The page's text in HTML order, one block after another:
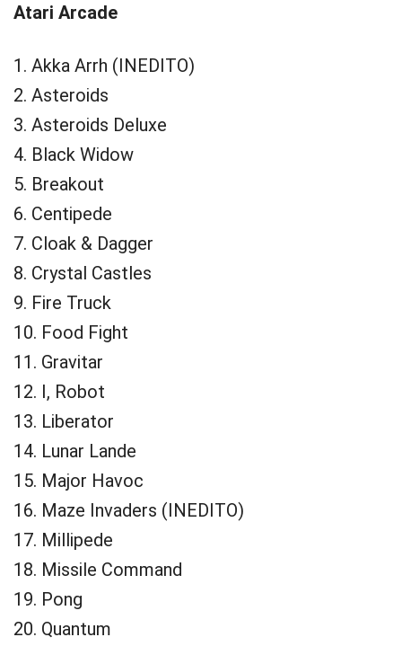
Atari Arcade
1. Akka Arrh (INEDITO)
2. Asteroids
3. Asteroids Deluxe
4. Black Widow
5. Breakout
6. Centipede
7. Cloak & Dagger
8. Crystal Castles
9. Fire Truck
10. Food Fight
11. Gravitar
12. I, Robot
13. Liberator
14. Lunar Lande
15. Major Havoc
16. Maze Invaders (INEDITO)
17. Millipede
18. Missile Command
19. Pong
20. Quantum